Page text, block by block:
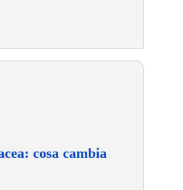
cosa cambia